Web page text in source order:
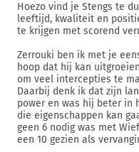
Hoezo vind je Stengs te
leeftijd, kwaliteit en
te krijgen met scorend
Zerrouki ben ik met je
hoop dat hij kan
om veel intercepties te
Daarbij denk ik dat zijn
power en was hij beter in
die eigenschappen kan
geen 6 nodig was met
een 10 gezien als